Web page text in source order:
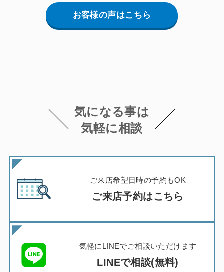
お客様の声はこちら
気になる事は
気軽に相談
ご来店希望日時の予約もOK
ご来店予約はこちら
気軽にLINEでご相談いただけます
LINEで相談(無料)